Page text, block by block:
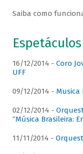
Saiba como
16/12/2014 - Coro
UFF
09/12/2014 - Musica
02/12/2014 -
“Música Brasileira:
11/11/2014 -